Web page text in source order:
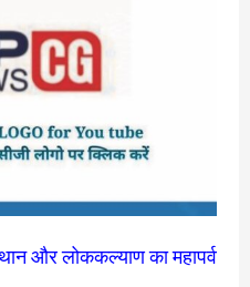
और लोककल्याण का महापर्व